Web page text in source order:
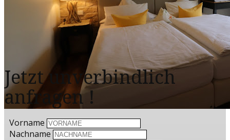
Jetzt unverbindlich
anfragen!
Vorname
Nachname